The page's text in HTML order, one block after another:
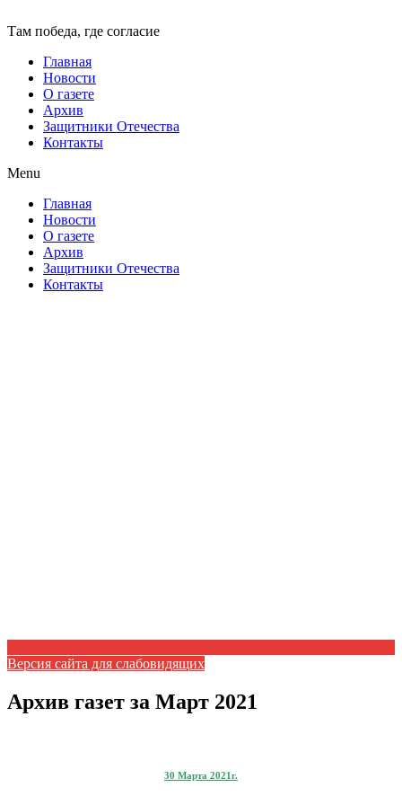
Там победа, где согласие
Главная
Новости
О газете
Архив
Защитники Отечества
Контакты
Menu
Главная
Новости
О газете
Архив
Защитники Отечества
Контакты
Версия сайта для слабовидящих
Архив газет за Март 2021
30 Марта 2021г.